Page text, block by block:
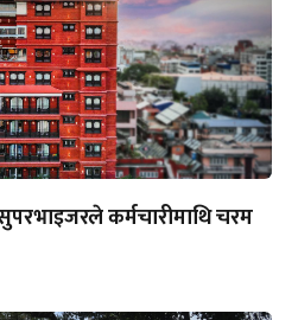
कर्मचारीमाथि चरम